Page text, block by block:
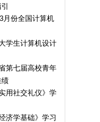
月份全国计算机
学生计算机设计
第七届高校青年
用社交礼仪》学
济学基础》学习